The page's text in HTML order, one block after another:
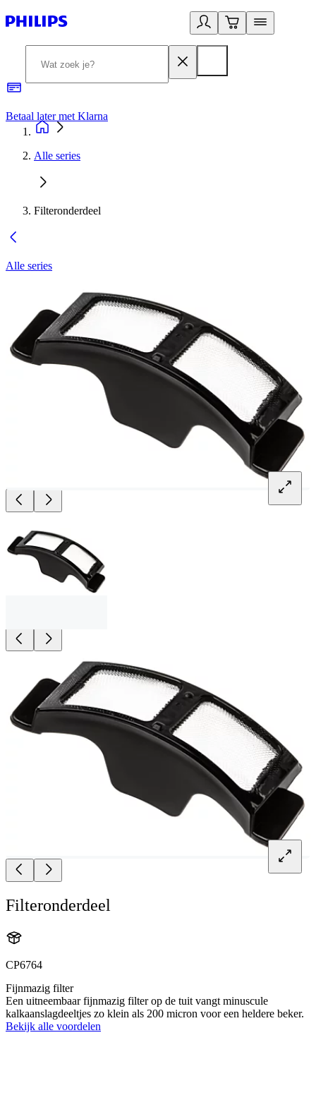
Betaal later met Klarna
Alle series
Filteronderdeel
Alle series
Filteronderdeel
CP6764
Fijnmazig filter
Een uitneembaar fijnmazig filter op de tuit vangt minuscule
kalkaanslagdeeltjes zo klein als 200 micron voor een heldere beker.
Bekijk alle voordelen